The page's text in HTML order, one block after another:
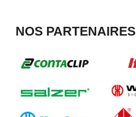
NOS PARTENAIRES